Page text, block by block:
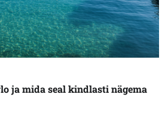
ja mida seal kindlasti nägema